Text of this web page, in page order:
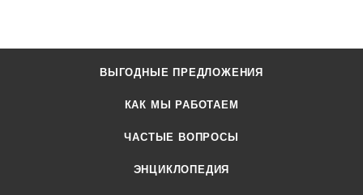
ВЫГОДНЫЕ ПРЕДЛОЖЕНИЯ
КАК МЫ РАБОТАЕМ
ЧАСТЫЕ ВОПРОСЫ
ЭНЦИКЛОПЕДИЯ